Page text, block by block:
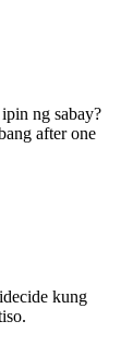
ng sabay?
after one
kung